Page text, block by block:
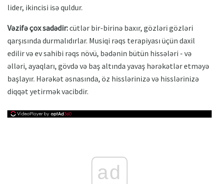
lider, ikincisi isə quldur.
Vəzifə çox sadədir:cütlər bir-birinə baxır, gözləri gözləri
qarşısında durmalıdırlar. Musiqi rəqs terapiyası üçün daxil
edilir və ev sahibi rəqs növü, bədənin bütün hissələri - və
əlləri, ayaqları, gövdə və baş altında yavaş hərəkətlər etməyə
başlayır. Hərəkət əsnasında, öz hisslərinizə və hisslərinizə
diqqət yetirmək vacibdir.
ad